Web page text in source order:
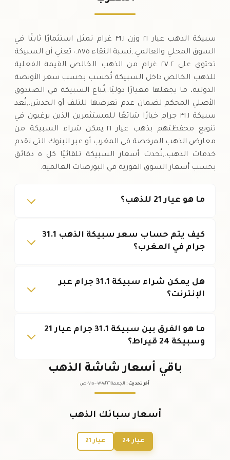
سبيكة الذهب عيار ٢١ وزن ٣١.١ غرام تمثل استثمارًا ثابتًا في
السوق المحلي والعالمي.,نسبة النقاء ٠.٨٧٥ تعني أن السبيكة
تحتوي على ٢٧.٢ غرام من الذهب الخالص.,القيمة الفعلية
للذهب الخالص داخل السبيكة تُحسب بحسب سعر الأونصة
الدولية، ما يجعلها معيارًا دوليًا.,تُباع السبيكة في الصندوق
الأصلي المحكم لضمان عدم تعرضها للتلف أو الخدش.,تُعد
سبيكة ٣١.١ جرام خيارًا شائعًا للمستثمرين الذين يرغبون في
تنويع محفظتهم بذهب عيار ٢١.,يمكن شراء السبيكة من
معارض الذهب المرخصة في المغرب أو عبر البنوك التي تقدم
خدمات الذهب.,تُحدث أسعار السبيكة تلقائيًا كل ٥ دقائق
بحسب أسعار السوق الفورية في البورصات العالمية.
ما هو عيار 21 للذهب؟
كيف يتم حساب سعر سبيكة الذهب 31.1
جرام في المغرب؟
هل يمكن شراء سبيكة 31.1 جرام عبر
الإنترنت؟
ما هو الفرق بين سبيكة 31.1 جرام عيار 21
وسبيكة 24 قيراط؟
باقي أسعار شاشة الذهب
آخر تحديث : الجمعة ٠٧ /٠٨/٢٠٢٦ - ٠٧:٠٥ ص
أسعار سبائك الذهب
عيار 24 عيار 21